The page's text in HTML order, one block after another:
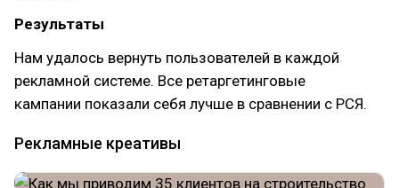
Результаты
Нам удалось вернуть пользователей в каждой
рекламной системе. Все ретаргетинговые
кампании показали себя лучше в сравнении с РСЯ.
Рекламные креативы